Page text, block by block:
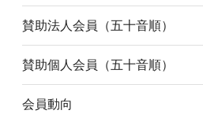
賛助法人会員（五十音順）
賛助個人会員（五十音順）
会員動向